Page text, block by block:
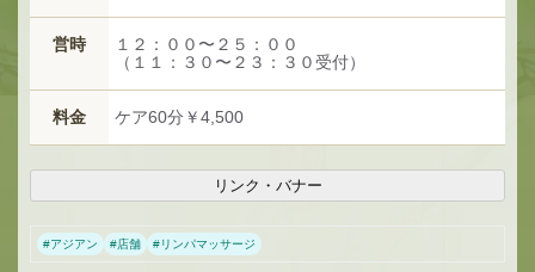
営時
１２：００〜２５：００
（１１：３０〜２３：３０受付）
料金 ケア60分￥4,500
リンク・バナー
#アジアン #店舗 #リンパマッサージ